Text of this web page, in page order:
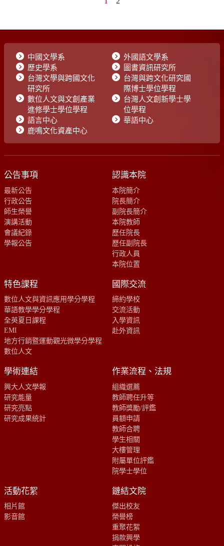
中國文學系
外國語文學系
歷史學系
圖書資訊研究所
台灣文學與跨國文化
研究所
台灣與跨文化研究國
際博士學位學程
數位人文與文創產業
進修學士學位學程
台灣人文創新學士學
位學程
語言中心
華語中心
鹿鳴文化資產中心
公告事項
最新公告
行政公告
師生榮譽
演講活動
會議紀錄
學報公告
認識本院
本院簡介
院長簡介
副院長簡介
本院教師
歷任院長
歷任副院長
行政人員
本院位置
特色課程
數位人文與資訊應用學分學程
華語教學學分學程
全英夏日課程
EMI
地方行銷暨運動觀光微學分學程
數位人文
國際交流
締約學校
交流活動
入學資訊
赴外資訊
學術連結
興大人文學報
研究能量
研究亮點
研究成果統計
作業流程、法規
組織選薦
教師聘任升等
教師獎勵/評鑑
員額申請
教師合聘
學生相關
大樓管理
附屬單位評鑑
院學士學位
活動花絮
相片館
影音館
鏈結文院
傑出校友
榮譽榜
重聚花絮
捐款興學